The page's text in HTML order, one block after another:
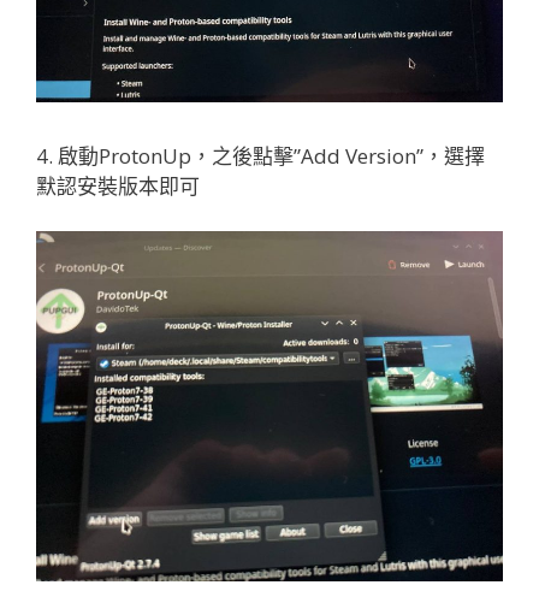
4. 啟動ProtonUp，之後點擊”Add Version”，選擇
默認安裝版本即可